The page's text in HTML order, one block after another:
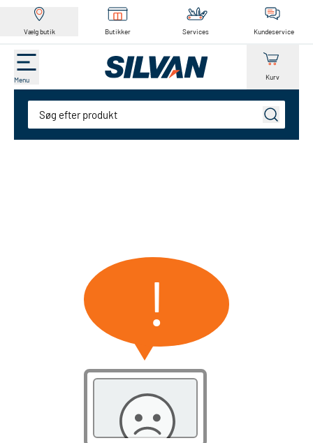
Vælg butik Butikker Services Kundeservice
Menu Kurv
Søg
!